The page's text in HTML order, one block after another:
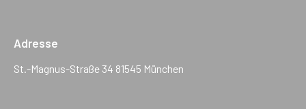
Adresse
St.-Magnus-Straße 34 81545 München